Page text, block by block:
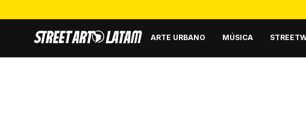
ARTE URBANO MÚSICA